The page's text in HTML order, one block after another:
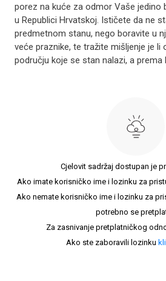
porez na kuće za odmor Vaše jedino
u Republici Hrvatskoj. Ističete da ne
predmetnom stanu, nego boravite u
veće praznike, te tražite mišljenje je li
području koje se stan nalazi, a prema
Cjelovit sadržaj dostupan je
Ako imate korisničko ime i lozinku za
Ako nemate korisničko ime i lozinku za
potrebno se
Za zasnivanje pretplatničkog
Ako ste zaboravili lozinku